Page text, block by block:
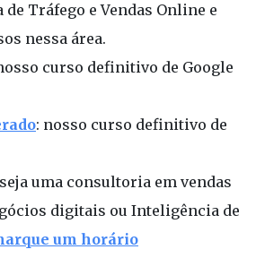
Tráfego e Vendas Online e
nessa área.
curso definitivo de Google
: nosso curso definitivo de
uma consultoria em vendas
digitais ou Inteligência de
um horário